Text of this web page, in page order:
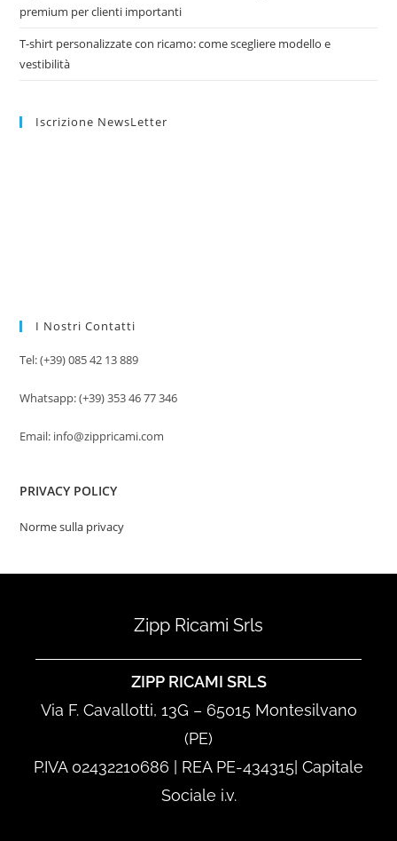
premium per clienti importanti
T-shirt personalizzate con ricamo: come scegliere modello e
vestibilità
Iscrizione NewsLetter
I Nostri Contatti
Tel: (+39) 085 42 13 889
Whatsapp: (+39) 353 46 77 346
Email: info@zippricami.com
PRIVACY POLICY
Norme sulla privacy
Zipp Ricami Srls
ZIPP RICAMI SRLS
Via F. Cavallotti, 13G – 65015 Montesilvano
(PE)
P.IVA 02432210686 | REA PE-434315| Capitale
Sociale i.v.